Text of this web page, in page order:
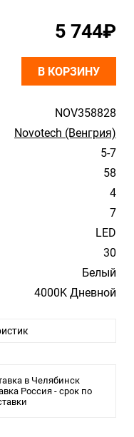
NOV358828
Novotech (Венгрия)
5-7
58
4
7
LED
30
Белый
4000K Дневной
Кухня, Спальня
в Челябинск
Россия - срок по
5 744₽
В КОРЗИНУ